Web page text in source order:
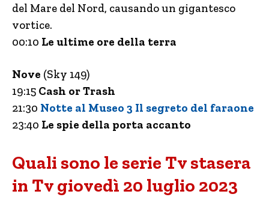
del Mare del Nord, causando un gigantesco
vortice.
00:10 Le ultime ore della terra
Nove (Sky 149)
19:15 Cash or Trash
21:30 Notte al Museo 3 Il segreto del faraone
23:40 Le spie della porta accanto
Quali sono le serie Tv stasera
in Tv giovedì 20 luglio 2023